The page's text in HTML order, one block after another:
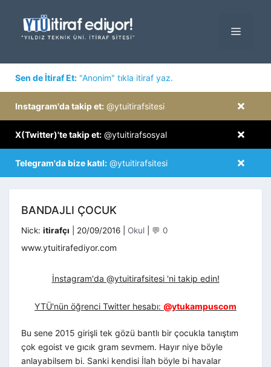
MENÜ
Sen de İtiraf Et: "Anonim" tıkla itiraf yaz.
×
Instagram'da takip et: @ytuitirafsitesi
×
X(Twitter)'te takip et: @ytuitirafsosyal
×
Telegram'da bize katıl: @ytuitirafsitesi
BANDAJLI ÇOCUK
Nick: itirafçı 20/09/2016 Kategoriler
Okul 💬 0
www.ytuitirafediyor.com
İnstagram'da @ytuitirafsitesi 'ni takip edin!
YTÜ'nün öğrenci Twitter hesabı: @ytukampuscom
Bu sene 2015 girişli tek gözü bantlı bir çocukla tanıştım
çok egoist ve gıcık gram sevmem. Hayır niye böyle
anlayabilsem bi. Sanki kendisi İlah böyle bi havalar